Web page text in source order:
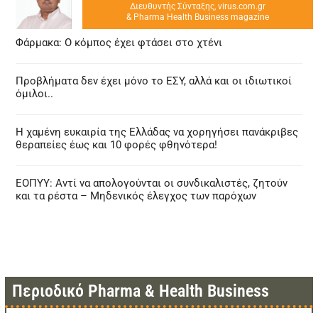
Διευθυντής Σύνταξης, virus.com.gr
& Pharma Health Business magazine
Φάρμακα: Ο κόμπος έχει φτάσει στο χτένι
Προβλήματα δεν έχει μόνο το ΕΣΥ, αλλά και οι ιδιωτικοί
όμιλοι..
Η χαμένη ευκαιρία της Ελλάδας να χορηγήσει πανάκριβες
θεραπείες έως και 10 φορές φθηνότερα!
ΕΟΠΥΥ: Αντί να απολογούνται οι συνδικαλιστές, ζητούν
και τα ρέστα – Μηδενικός έλεγχος των παρόχων
Περιοδικό Pharma & Health Business